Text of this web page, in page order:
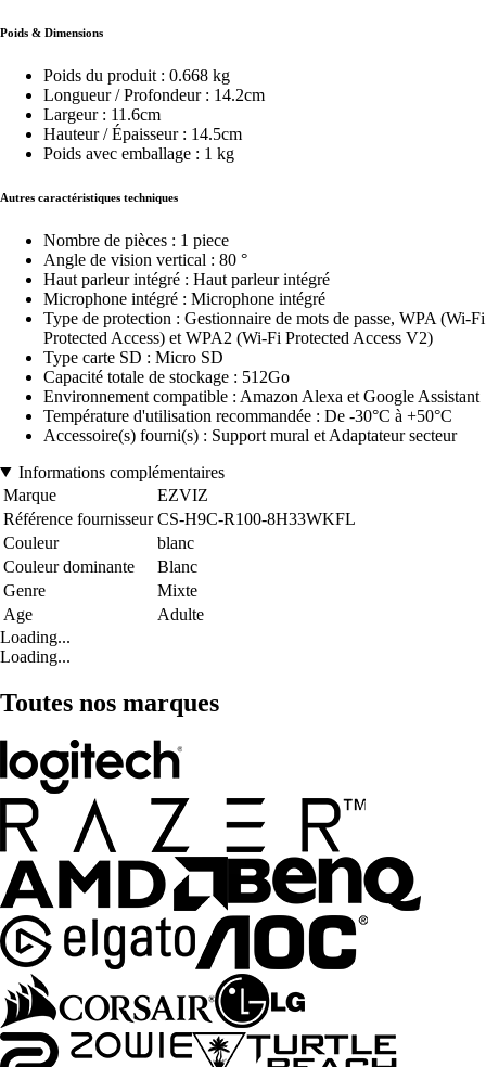
Poids & Dimensions
Poids du produit : 0.668 kg
Longueur / Profondeur : 14.2cm
Largeur : 11.6cm
Hauteur / Épaisseur : 14.5cm
Poids avec emballage : 1 kg
Autres caractéristiques techniques
Nombre de pièces : 1 piece
Angle de vision vertical : 80 °
Haut parleur intégré : Haut parleur intégré
Microphone intégré : Microphone intégré
Type de protection : Gestionnaire de mots de passe, WPA (Wi-Fi
Protected Access) et WPA2 (Wi-Fi Protected Access V2)
Type carte SD : Micro SD
Capacité totale de stockage : 512Go
Environnement compatible : Amazon Alexa et Google Assistant
Température d'utilisation recommandée : De -30°C à +50°C
Accessoire(s) fourni(s) : Support mural et Adaptateur secteur
Informations complémentaires
Marque
EZVIZ
Référence fournisseur CS-H9C-R100-8H33WKFL
Couleur
blanc
Couleur dominante
Blanc
Genre
Mixte
Age
Adulte
Loading...
Loading...
Toutes nos marques